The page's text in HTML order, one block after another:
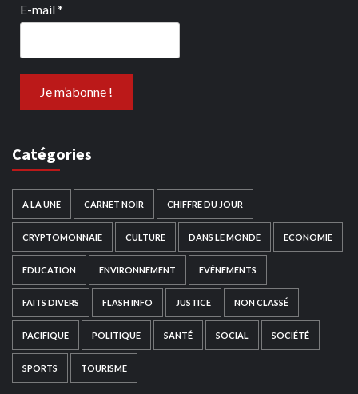
E-mail*
Catégories
A LA UNE CARNET NOIR CHIFFRE DU JOUR
CRYPTOMONNAIE CULTURE DANS LE MONDE ECONOMIE
EDUCATION ENVIRONNEMENT EVÉNEMENTS
FAITS DIVERS FLASH INFO JUSTICE NON CLASSÉ
PACIFIQUE POLITIQUE SANTÉ SOCIAL SOCIÉTÉ
SPORTS TOURISME